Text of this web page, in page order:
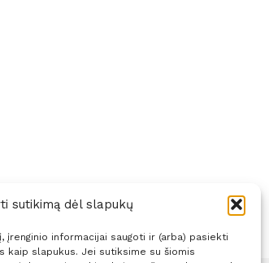
sutikimą dėl slapukų
įrenginio informacijai saugoti ir (arba) pasiekti
kaip slapukus. Jei sutiksime su šiomis